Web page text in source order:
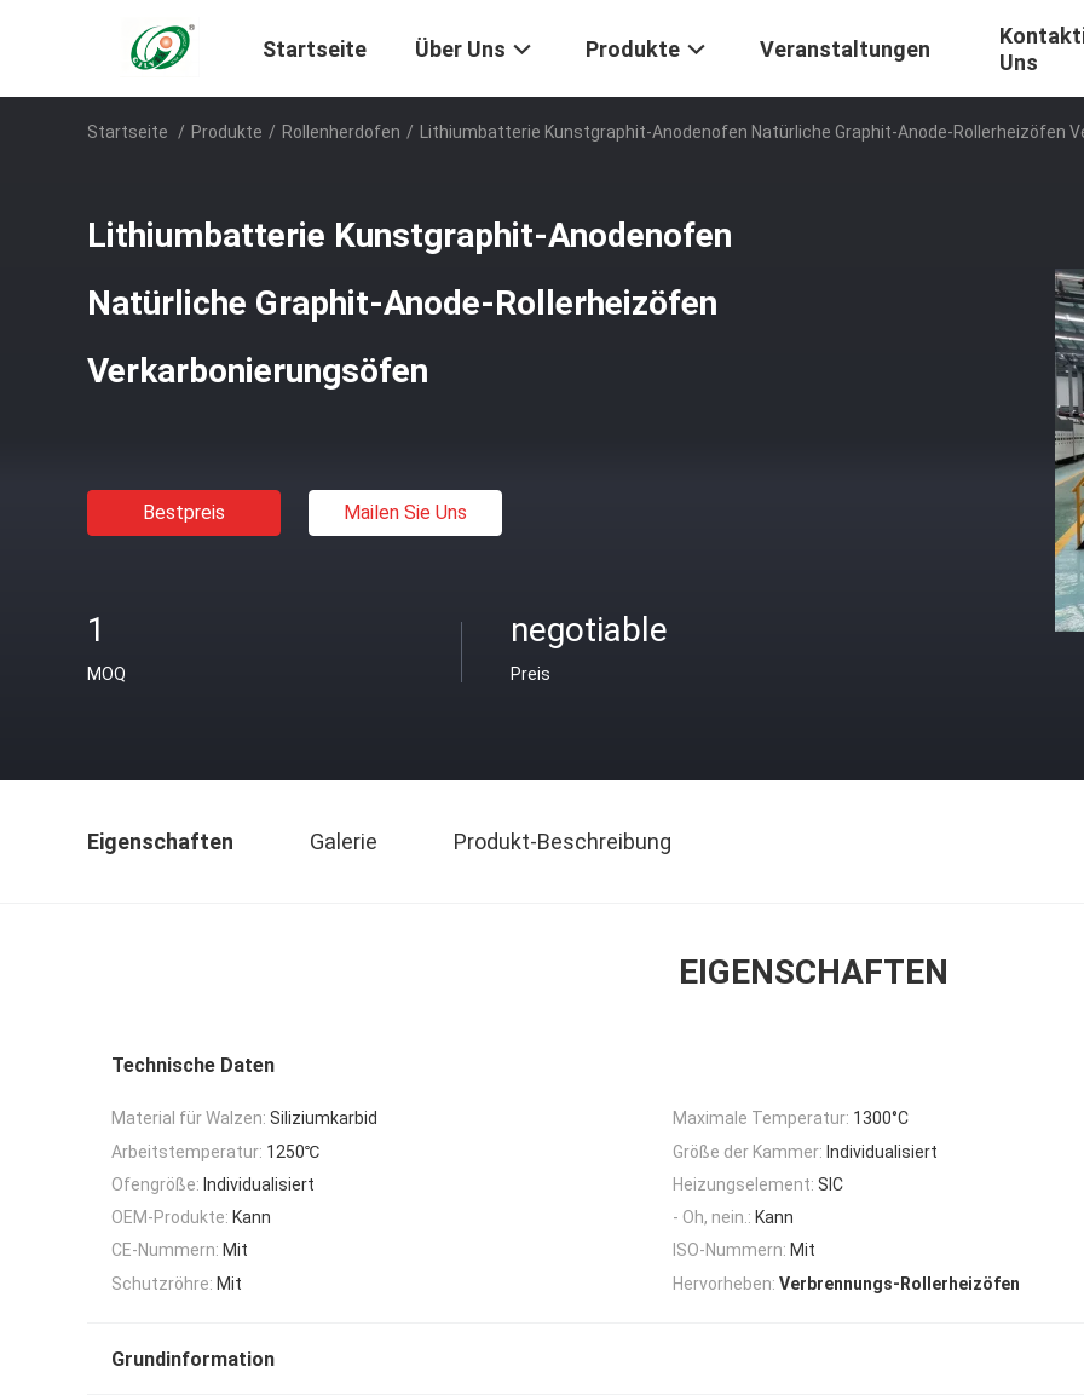
Startseite Über Uns Produkte Veranstaltungen
Uns
Startseite / Produkte / Rollenherdofen / Lithiumbatterie Kunstgraphit-Anodenofen Natürliche Graphit-Anode-Rollerheizöfen
Lithiumbatterie Kunstgraphit-Anodenofen
Natürliche Graphit-Anode-Rollerheizöfen
Verkarbonierungsöfen
Bestpreis Mailen Sie Uns
1
MOQ
negotiable
Preis
Eigenschaften Galerie Produkt-Beschreibung
EIGENSCHAFTEN
Technische Daten
Material für Walzen: Siliziumkarbid Maximale Temperatur: 1300°C
Arbeitstemperatur: 1250℃ Größe der Kammer: Individualisiert
Ofengröße: Individualisiert Heizungselement: SIC
OEM-Produkte: Kann - Oh, nein.: Kann
CE-Nummern: Mit ISO-Nummern: Mit
Schutzröhre: Mit Hervorheben: Verbrennungs-Rollerheizöfen
Grundinformation